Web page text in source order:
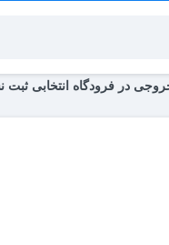
در فرودگاه انتخابی